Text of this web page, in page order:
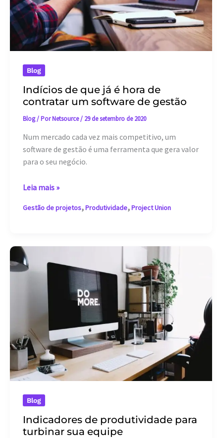
Blog
Indícios de que já é hora de
contratar um software de gestão
Blog/ PorNetsource/ 29 de setembro de 2020
Num mercado cada vez mais competitivo, um
software de gestão é uma ferramenta que gera valor
para o seu negócio.
Indícios
que
hora
de
contratar
software
Leia mais »
Gestão de projetos,Produtividade,Project Union
Blog
Indicadores de produtividade para
turbinar sua equipe